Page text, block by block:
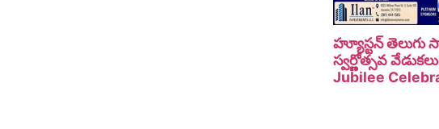
హ్యూస్టన్
స్వర్ణోత్సవ
Jubilee